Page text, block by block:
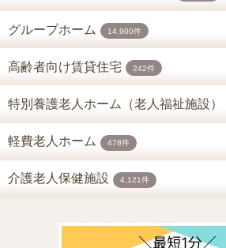
グループホーム 14,900件
高齢者向け賃貸住宅 242件
特別養護老人ホーム（老人福祉施設）
軽費老人ホーム 478件
介護老人保健施設 4,121件